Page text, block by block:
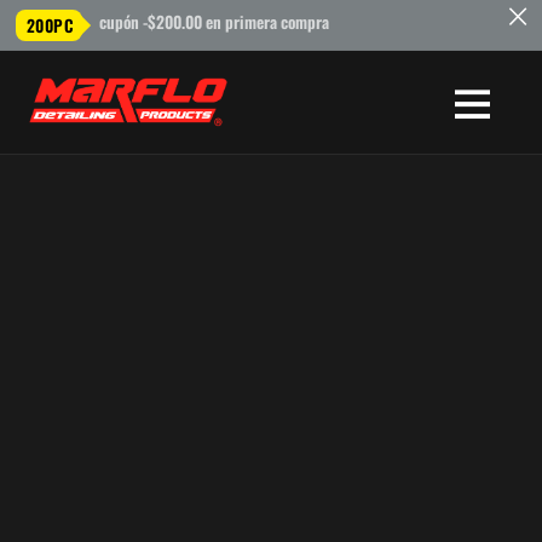
200PC cupón -$200.00 en primera compra c